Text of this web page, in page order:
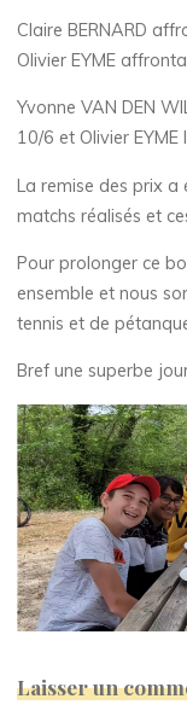
Claire BERNARD
Olivier EYME
Yvonne VAN DEN
10/6 et Olivier
La remise des prix a
matchs réalisés et
Pour prolonger ce
ensemble et nous
tennis et de
Bref une superbe
Laisser un